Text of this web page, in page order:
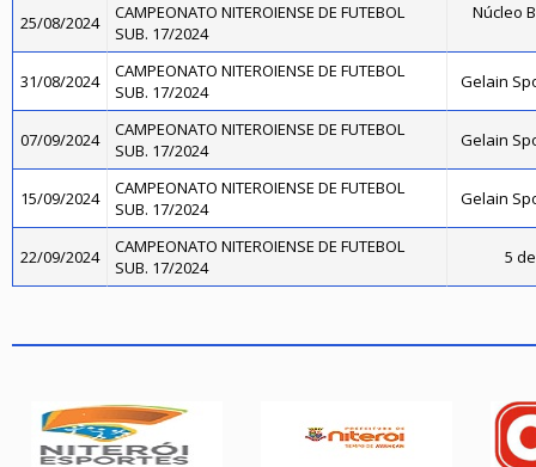
25/08/2024
CAMPEONATO NITEROIENSE DE FUTEBOL
SUB. 17/2024
Núcleo
31/08/2024
CAMPEONATO NITEROIENSE DE FUTEBOL
SUB. 17/2024
Gelain
07/09/2024
CAMPEONATO NITEROIENSE DE FUTEBOL
SUB. 17/2024
Gelain
15/09/2024
CAMPEONATO NITEROIENSE DE FUTEBOL
SUB. 17/2024
Gelain
22/09/2024
CAMPEONATO NITEROIENSE DE FUTEBOL
SUB. 17/2024
5